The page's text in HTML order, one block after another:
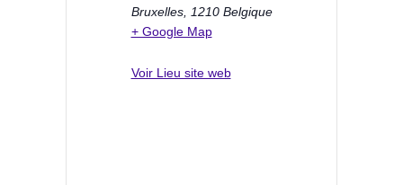
Bruxelles, 1210 Belgique
+ Google Map
Voir Lieu site web